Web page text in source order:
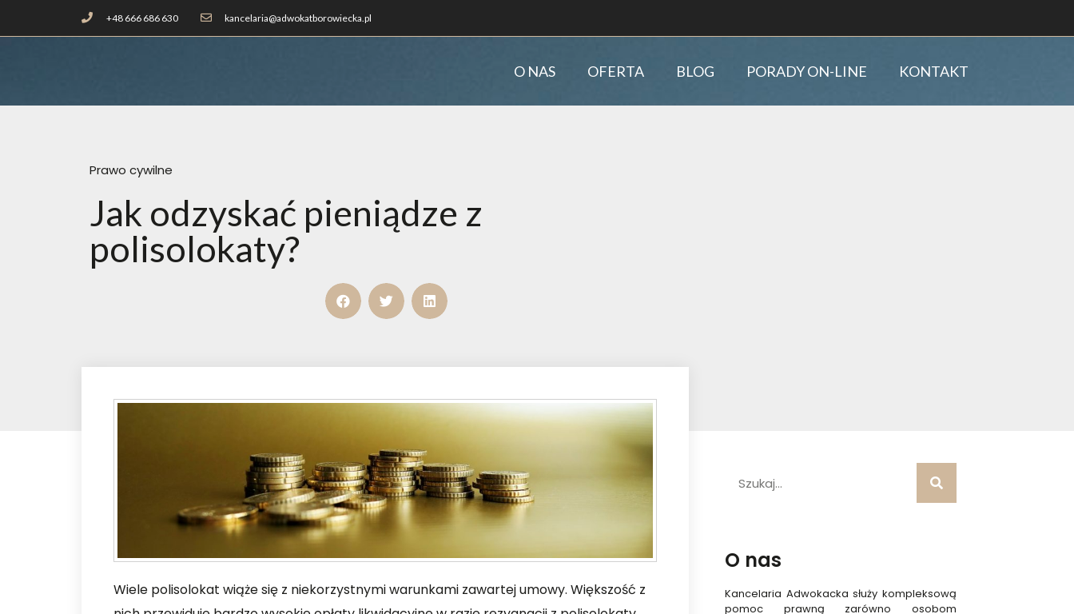
+48 666 686 630 kancelaria@adwokatborowiecka.pl
O NAS OFERTA BLOG PORADY ON-LINE KONTAKT
Prawo cywilne
Jak odzyskać pieniądze z
polisolokaty?
Wiele polisolokat wiąże się z niekorzystnymi warunkami zawartej umowy. Większość z
O nas
Kancelaria Adwokacka służy kompleksową
pomoc prawną zarówno osobom